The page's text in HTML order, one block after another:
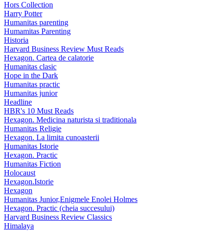
Hors Collection
Harry Potter
Humanitas parenting
Humamitas Parenting
Historia
Harvard Business Review Must Reads
Hexagon. Cartea de calatorie
Humanitas clasic
Hope in the Dark
Humanitas practic
Humanitas junior
Headline
HBR's 10 Must Reads
Hexagon. Medicina naturista si traditionala
Humanitas Religie
Hexagon. La limita cunoasterii
Humanitas Istorie
Hexagon. Practic
Humanitas Fiction
Holocaust
Hexagon.Istorie
Hexagon
Humanitas Junior,Enigmele Enolei Holmes
Hexagon. Practic (cheia succesului)
Harvard Business Review Classics
Himalaya